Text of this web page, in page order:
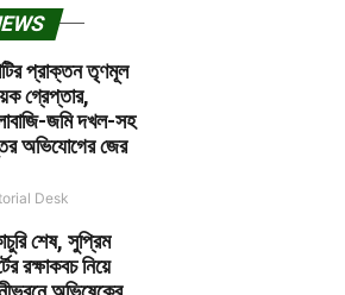
প্রাক্তন তৃণমূল
গ্রেপ্তার,
জমি দখল-সহ
অভিযোগের জের
Desk
শেষ, সুপ্রিম
রক্ষাকবচ নিয়ে